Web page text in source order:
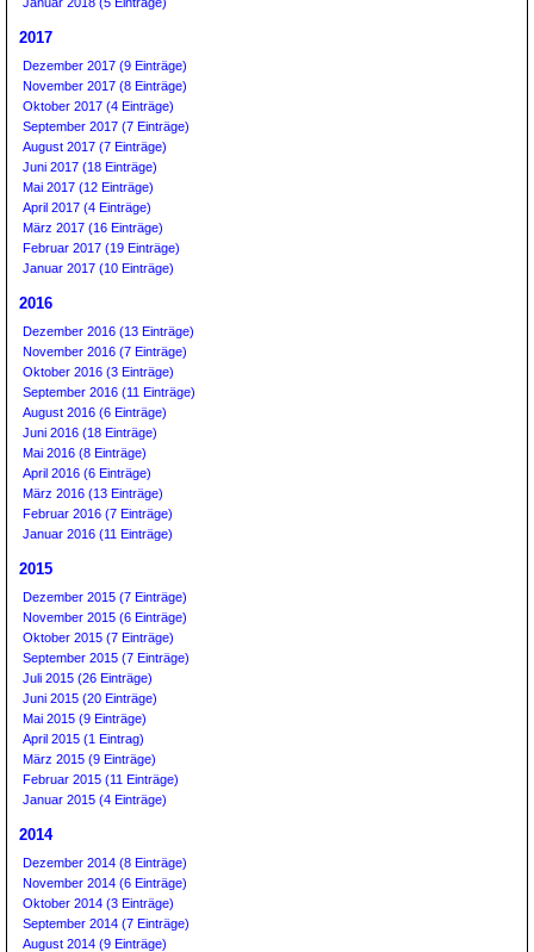
2017
Dezember 2017 (9 Einträge)
November 2017 (8 Einträge)
Oktober 2017 (4 Einträge)
September 2017 (7 Einträge)
August 2017 (7 Einträge)
Juni 2017 (18 Einträge)
Mai 2017 (12 Einträge)
April 2017 (4 Einträge)
März 2017 (16 Einträge)
Februar 2017 (19 Einträge)
Januar 2017 (10 Einträge)
2016
Dezember 2016 (13 Einträge)
November 2016 (7 Einträge)
Oktober 2016 (3 Einträge)
September 2016 (11 Einträge)
August 2016 (6 Einträge)
Juni 2016 (18 Einträge)
Mai 2016 (8 Einträge)
April 2016 (6 Einträge)
März 2016 (13 Einträge)
Februar 2016 (7 Einträge)
Januar 2016 (11 Einträge)
2015
Dezember 2015 (7 Einträge)
November 2015 (6 Einträge)
Oktober 2015 (7 Einträge)
September 2015 (7 Einträge)
Juli 2015 (26 Einträge)
Juni 2015 (20 Einträge)
Mai 2015 (9 Einträge)
April 2015 (1 Eintrag)
März 2015 (9 Einträge)
Februar 2015 (11 Einträge)
Januar 2015 (4 Einträge)
2014
Dezember 2014 (8 Einträge)
November 2014 (6 Einträge)
Oktober 2014 (3 Einträge)
September 2014 (7 Einträge)
August 2014 (9 Einträge)